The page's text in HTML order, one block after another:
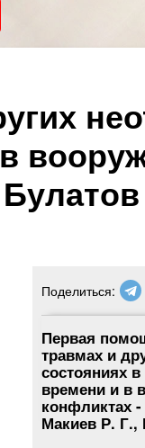
Поделиться:
Первая
травмах и
состояниях
времени и в
конфликтах
Макиев Р. Г.,